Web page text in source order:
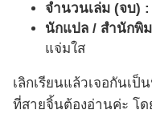
จำนวนเล่ม (จบ) :
นักแปล / สำนักพิ
แจ่มใส
เลิกเรียนแล้วเจอกันเ
ที่สายจิ้นต้องอ่านค่ะ โด